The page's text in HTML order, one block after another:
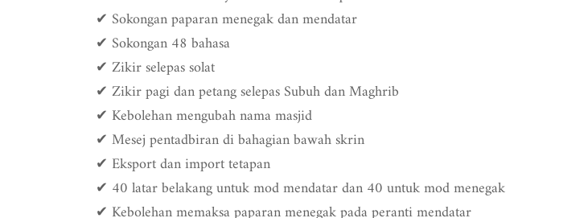
✔ Sokongan paparan menegak dan mendatar
✔ Sokongan 48 bahasa
✔ Zikir selepas solat
✔ Zikir pagi dan petang selepas Subuh dan Maghrib
✔ Kebolehan mengubah nama masjid
✔ Mesej pentadbiran di bahagian bawah skrin
✔ Eksport dan import tetapan
✔ 40 latar belakang untuk mod mendatar dan 40 untuk mod menegak